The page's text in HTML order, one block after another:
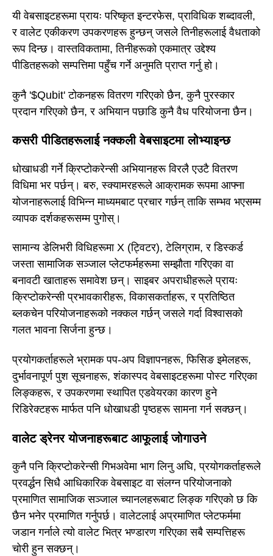
यी वेबसाइटहरूमा प्रायः परिष्कृत इन्टरफेस, प्राविधिक शब्दावली,
र वालेट एकीकरण उपकरणहरू हुन्छन् जसले तिनीहरूलाई वैधताको
रूप दिन्छ। वास्तविकतामा, तिनीहरूको एकमात्र उद्देश्य
पीडितहरूको सम्पत्तिमा पहुँच गर्ने अनुमति प्राप्त गर्नु हो।
कुनै '$Qubit' टोकनहरू वितरण गरिएको छैन, कुनै पुरस्कार
प्रदान गरिएको छैन, र अभियान पछाडि कुनै वैध परियोजना छैन।
कसरी पीडितहरूलाई नक्कली वेबसाइटमा लोभ्याइन्छ
धोखाधडी गर्ने क्रिप्टोकरेन्सी अभियानहरू विरलै एउटै वितरण
विधिमा भर पर्छन्। बरु, स्क्यामरहरूले आक्रामक रूपमा आफ्ना
योजनाहरूलाई विभिन्न माध्यमबाट प्रचार गर्छन् ताकि सम्भव भएसम्म
व्यापक दर्शकहरूसम्म पुगोस्।
सामान्य डेलिभरी विधिहरूमा X (ट्विटर), टेलिग्राम, र डिस्कर्ड
जस्ता सामाजिक सञ्जाल प्लेटफर्महरूमा सम्झौता गरिएका वा
बनावटी खाताहरू समावेश छन्। साइबर अपराधीहरूले प्रायः
क्रिप्टोकरेन्सी प्रभावकारीहरू, विकासकर्ताहरू, र प्रतिष्ठित
ब्लकचेन परियोजनाहरूको नक्कल गर्छन् जसले गर्दा विश्वासको
गलत भावना सिर्जना हुन्छ।
प्रयोगकर्ताहरूले भ्रामक पप-अप विज्ञापनहरू, फिसिङ इमेलहरू,
दुर्भावनापूर्ण पुश सूचनाहरू, शंकास्पद वेबसाइटहरूमा पोस्ट गरिएका
लिङ्कहरू, र उपकरणमा स्थापित एडवेयरका कारण हुने
रिडिरेक्टहरू मार्फत पनि धोखाधडी पृष्ठहरू सामना गर्न सक्छन्।
वालेट ड्रेनर योजनाहरूबाट आफूलाई जोगाउने
कुनै पनि क्रिप्टोकरेन्सी गिभअवेमा भाग लिनु अघि, प्रयोगकर्ताहरूले
प्रवर्द्धन सिधै आधिकारिक वेबसाइट वा संलग्न परियोजनाको
प्रमाणित सामाजिक सञ्जाल च्यानलहरूबाट लिङ्क गरिएको छ कि
छैन भनेर प्रमाणित गर्नुपर्छ। वालेटलाई अप्रमाणित प्लेटफर्ममा
जडान गर्नाले त्यो वालेट भित्र भण्डारण गरिएका सबै सम्पत्तिहरू
चोरी हुन सक्छन्।